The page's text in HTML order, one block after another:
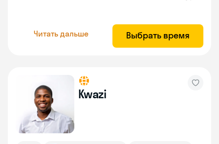
Читать дальше Выбрать время
Kwazi